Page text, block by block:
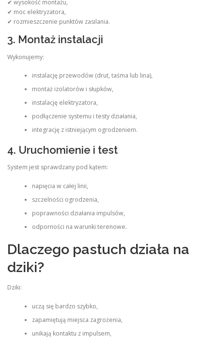
✔ wysokość montażu,
✔ moc elektryzatora,
✔ rozmieszczenie punktów zasilania.
3. Montaż instalacji
Wykonujemy:
instalację przewodów (drut, taśma lub lina),
montaż izolatorów i słupków,
instalację elektryzatora,
podłączenie systemu i testy działania,
integrację z istniejącym ogrodzeniem.
4. Uruchomienie i test
System jest sprawdzany pod kątem:
napięcia w całej linii,
szczelności ogrodzenia,
poprawności działania impulsów,
odporności na warunki terenowe.
Dlaczego pastuch działa na
dziki?
Dziki:
uczą się bardzo szybko,
zapamiętują miejsca zagrożenia,
unikają kontaktu z impulsem,